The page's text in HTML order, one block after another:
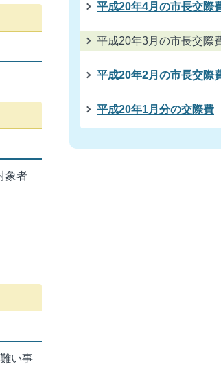
象者
い事
平成20年4月の市長交際
平成20年3月の市長交際
平成20年2月の市長交際
平成20年1月分の交際費